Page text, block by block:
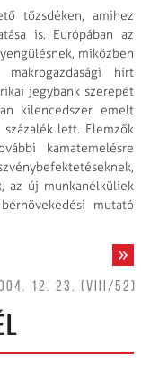
tőzsdéken, amihez
is. Európában az
miközben
hírt
jegybank szerepét
kilencedszer emelt
lett. Elemzők
kamatemelésre
az új munkanélküliek
mutató
12. 23. (VIII/52)